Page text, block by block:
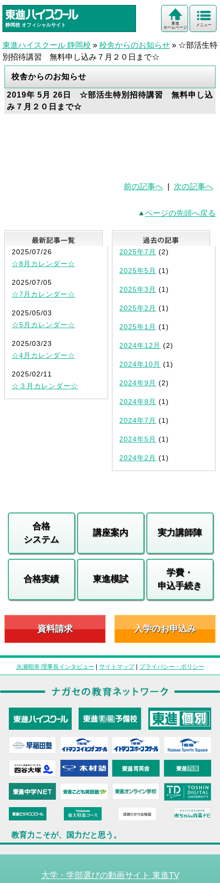
静岡校 オフィシャルサイト メニュー
東進
ホームページ
東進ハイスクール 静岡校 » 校舎からのお知らせ » ☆部活生特
別招待講習 無料申し込み７月２０日まで☆
校舎からのお知らせ
2019年 5月 26日 ☆部活生特別招待講習 無料申し込
み７月２０日まで☆
前の記事へ 次の記事へ
ページの先頭へ戻る
最新記事一覧
2025/07/26
☆8月カレンダー☆
2025/07/05
☆7月カレンダー☆
2025/05/03
☆5月カレンダー☆
2025/03/23
☆4月カレンダー☆
2025/02/11
☆３月カレンダー☆
2025年7月 (2)
2025年5月 (1)
2025年3月 (1)
2025年2月 (1)
2025年1月 (1)
2024年12月 (2)
2024年10月 (1)
2024年9月 (2)
2024年8月 (1)
2024年7月 (1)
2024年5月 (1)
2024年2月 (1)
合格
システム
講座案内 実力講師陣
合格実績 東進模試
学費・
申込手続き
資料請求 入学のお申込み
永瀬昭幸 理事長インタビュー | サイトマップ| プライバシー・ポリシー
教育力こそが、国力だと思う。
大学・学部選びの動画サイト 東進TV